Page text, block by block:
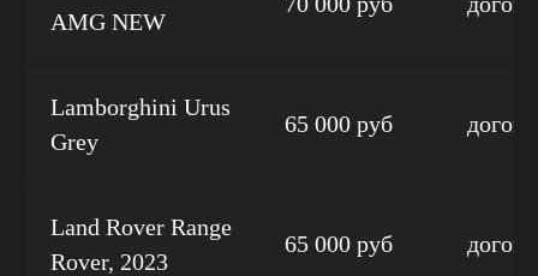
AMG NEW
Lamborghini Urus
Grey
65 000 руб
Land Rover Range
Rover, 2023
65 000 руб